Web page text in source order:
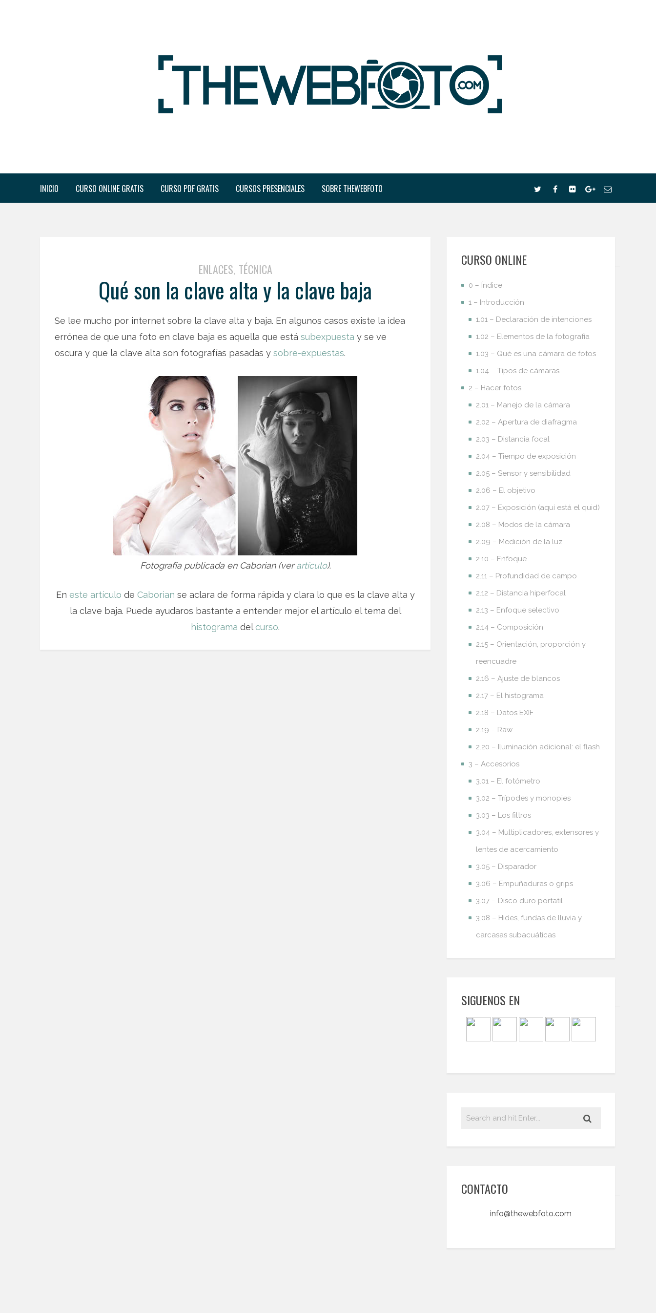
INICIO CURSO ONLINE GRATIS CURSO PDF GRATIS CURSOS PRESENCIALES SOBRE THEWEBFOTO
ENLACES, TÉCNICA
Qué son la clave alta y la clave baja
Se lee mucho por internet sobre la clave alta y baja. En algunos casos existe la idea
errónea de que una foto en clave baja es aquella que está subexpuesta y se ve
oscura y que la clave alta son fotografías pasadas y sobre-expuestas.
Fotografía publicada en Caborian (verartículo).
En este artículo de Caborian se aclara de forma rápida y clara lo que es la clave alta y
la clave baja. Puede ayudaros bastante a entender mejor el artículo el tema del
histograma del curso.
CURSO ONLINE
0 – Índice
1 – Introducción
1.01 – Declaración de intenciones
1.02 – Elementos de la fotografía
1.03 – Qué es una cámara de fotos
1.04 – Tipos de cámaras
2 – Hacer fotos
2.01 – Manejo de la cámara
2.02 – Apertura de diafragma
2.03 – Distancia focal
2.04 – Tiempo de exposición
2.05 – Sensor y sensibilidad
2.06 – El objetivo
2.07 – Exposición (aquí está el quid)
2.08 – Modos de la cámara
2.09 – Medición de la luz
2.10 – Enfoque
2.11 – Profundidad de campo
2.12 – Distancia hiperfocal
2.13 – Enfoque selectivo
2.14 – Composición
2.15 – Orientación, proporción y
reencuadre
2.16 – Ajuste de blancos
2.17 – El histograma
2.18 – Datos EXIF
2.19 – Raw
2.20 – Iluminación adicional: el flash
3 – Accesorios
3.01 – El fotómetro
3.02 – Trípodes y monopies
3.03 – Los filtros
3.04 – Multiplicadores, extensores y
lentes de acercamiento
3.05 – Disparador
3.06 – Empuñaduras o grips
3.07 – Disco duro portatil
3.08 – Hides, fundas de lluvia y
carcasas subacuáticas
SIGUENOS EN
CONTACTO
info@thewebfoto.com